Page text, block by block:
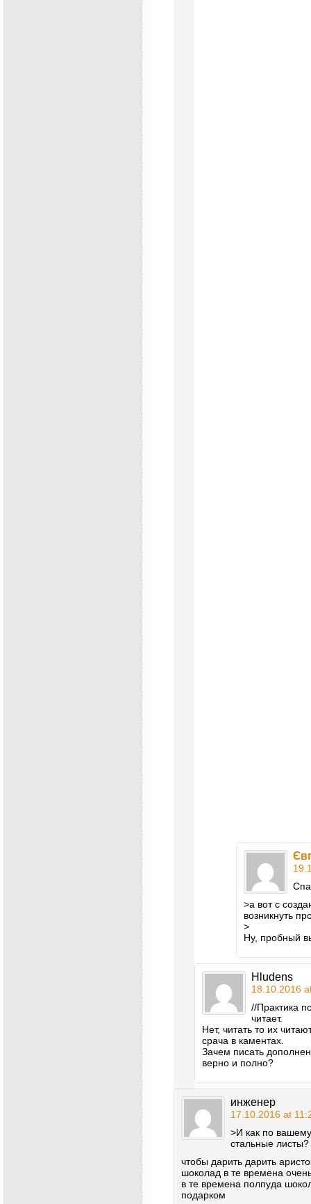
>а вот с
возникнуть
>
Ну, пробный
Hludens
18.10.2016
//Практика
читает.
Нет, читать то их
срача в каментах.
Зачем писать
верно и полно?
инженер
17.10.2016 at
>И как по
стальные листы?
чтобы дарить дарить
шоколад в те времена
в те времена полпуда
подарком